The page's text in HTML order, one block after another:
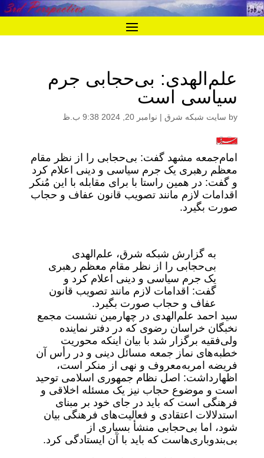
علم‌الهدی: بی‌حجابی جرم
سیاسی است
by سایت شبکه شرق | نوامبر 20, 2024 9:38 ب.ظ
امام‌جمعه مشهد گفت: بی‌حجابی را از نظر مقام
معظم رهبری یک جرم سیاسی و دینی اعلام کرد
و گفت: در همین راستا با برای مقابله با این مُنکر
اقدامات لازم مانند تصویب قانون عفاف و حجاب
صورت بگیرد.
به گزارش شبکه شرق، علم‌الهدی
بی‌حجابی را از نظر مقام معظم رهبری
یک جرم سیاسی و دینی اعلام کرد و
گفت: اقدامات لازم مانند تصویب قانون
عفاف و حجاب صورت بگیرد.
سید احمد علم‌الهدی در چهارمین نشست مجمع
نخبگان خراسان رضوی که در دفتر نماینده
ولی‌فقیه برگزار شد با بیان اینکه محوریت
خطبه‌های نماز جمعه مسائل دینی و در رأس آن
فریضه امربه‌معروف و نهی از منکر است،
اظهارداشت: اصل نظام جمهوری اسلامی توحید
است و موضوع حجاب نیز یک مسئله اخلاقی و
فرهنگی است که باید در جای خود بر مبنای
استدلالات اعتقادی و فعالیت‌های فرهنگی بیان
شود، اما بی‌حجابی منشأ بسیاری از
بی‌بندوباری‌هاست که باید با آن ایستادگی کرد.